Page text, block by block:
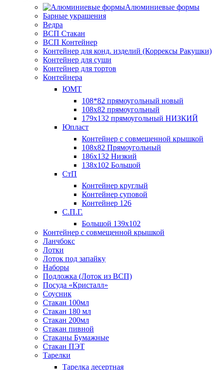
Алюминиевые формы
Барные украшения
Ведра
ВСП Стакан
ВСП Контейнер
Контейнер для конд. изделий (Коррексы Ракушки)
Контейнер для суши
Контейнер для тортов
Контейнера
ЮМТ
108*82 прямоугольный новый
108х82 прямоугольный
179х132 прямоугольный НИЗКИЙ
Юпласт
Контейнер с совмещенной крышкой
108х82 Прямоугольный
186х132 Низкий
138х102 Большой
СтП
Контейнер круглый
Контейнер суповой
Контейнер 126
С.П.Г.
Большой 139х102
Контейнер с совмещенной крышкой
Ланчбокс
Лотки
Лоток под запайку
Наборы
Подложка (Лоток из ВСП)
Посуда «Кристалл»
Соусник
Стакан 100мл
Стакан 180 мл
Стакан 200мл
Стакан пивной
Стаканы Бумажные
Стакан ПЭТ
Тарелки
Тарелка десертная